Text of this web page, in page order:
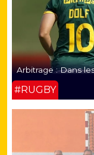
Arbitrage : Dans
#RUGBY